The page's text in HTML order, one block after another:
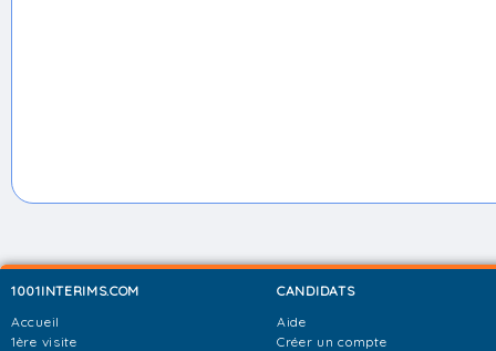
1001INTERIMS.COM
Accueil
1ère visite
CANDIDATS
Aide
Créer un compte